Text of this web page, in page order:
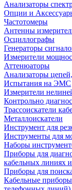
Анализаторы
Опции и
Частотомеры
Антенны
Осциллографы
Генераторы
Измерители
Аттенюаторы
Анализаторы
Испытания на ЭМС
Измерители
Контрольно
Трассоискатели
Металлоискатели
Инструмент для
Инструменты для
Наборы
Приборы для
кабельных линиях
Приборы для
Кабельные приборы